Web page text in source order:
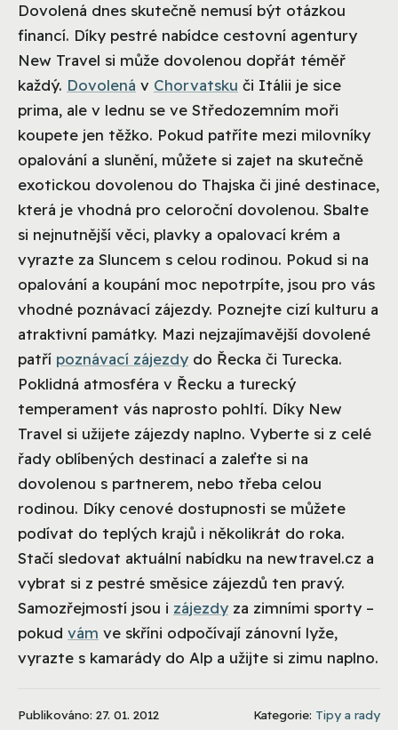
Dovolená dnes skutečně nemusí být otázkou
financí. Díky pestré nabídce cestovní agentury
New Travel si může dovolenou dopřát téměř
každý. Dovolená v Chorvatsku či Itálii je sice
prima, ale v lednu se ve Středozemním moři
koupete jen těžko. Pokud patříte mezi milovníky
opalování a slunění, můžete si zajet na skutečně
exotickou dovolenou do Thajska či jiné destinace,
která je vhodná pro celoroční dovolenou. Sbalte
si nejnutnější věci, plavky a opalovací krém a
vyrazte za Sluncem s celou rodinou. Pokud si na
opalování a koupání moc nepotrpíte, jsou pro vás
vhodné poznávací zájezdy. Poznejte cizí kulturu a
atraktivní památky. Mazi nejzajímavější dovolené
patří poznávací zájezdy do Řecka či Turecka.
Poklidná atmosféra v Řecku a turecký
temperament vás naprosto pohltí. Díky New
Travel si užijete zájezdy naplno. Vyberte si z celé
řady oblíbených destinací a zaleťte si na
dovolenou s partnerem, nebo třeba celou
rodinou. Díky cenové dostupnosti se můžete
podívat do teplých krajů i několikrát do roka.
Stačí sledovat aktuální nabídku na newtravel.cz a
vybrat si z pestré směsice zájezdů ten pravý.
Samozřejmostí jsou i zájezdy za zimními sporty –
pokud vám ve skříni odpočívají zánovní lyže,
vyrazte s kamarády do Alp a užijte si zimu naplno.
Publikováno: 27. 01. 2012 Kategorie: Tipy a rady